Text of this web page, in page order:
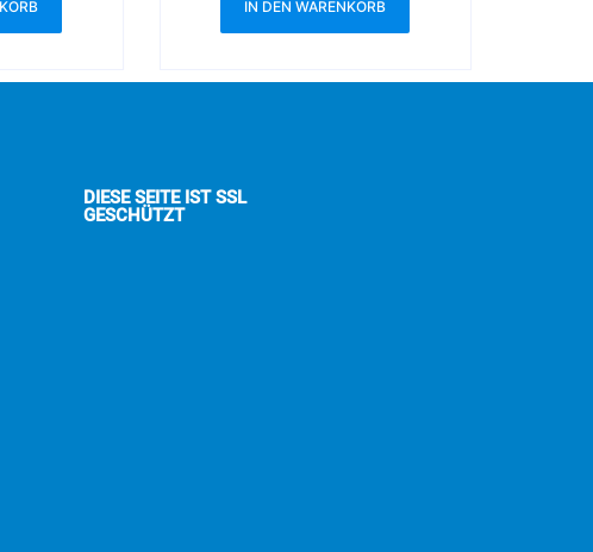
IN DEN WARENKORB
DIESE SEITE IST SSL
GESCHÜTZT